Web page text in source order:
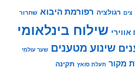
צים רגולציה רפורמת היבוא שחרור
שילוח בינלאומי
שינוע מטענים שער עולמי
מקור תעלת סואץ תקינה